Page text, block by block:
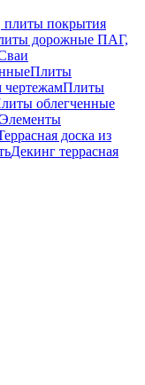
плиты покрытия
дорожные ПАГ,
Плиты
Плиты
облегченные
Элементы
доска из
Декинг террасная